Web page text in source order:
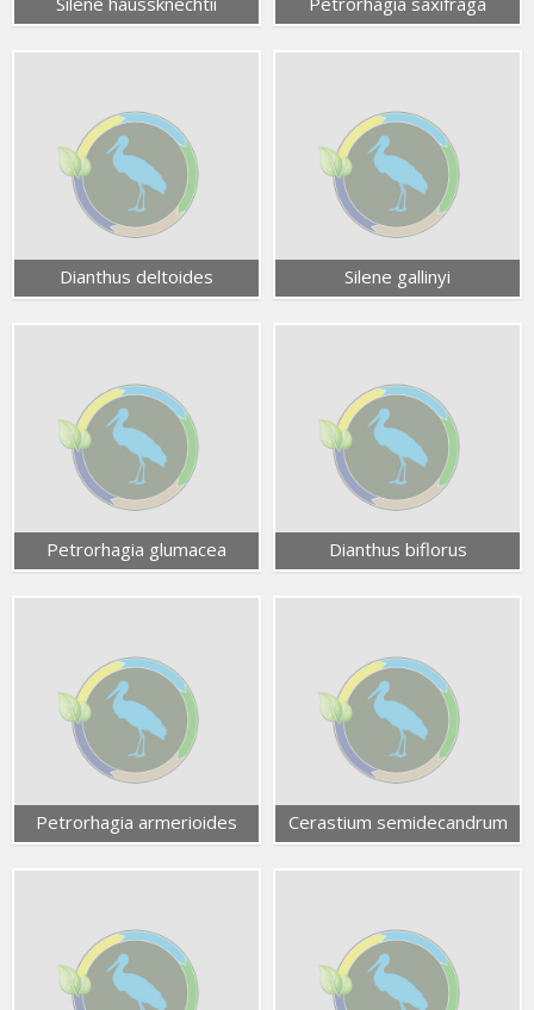
Dianthus deltoides Silene gallinyi
Petrorhagia glumacea Dianthus biflorus
Petrorhagia armerioides Cerastium semidecandrum